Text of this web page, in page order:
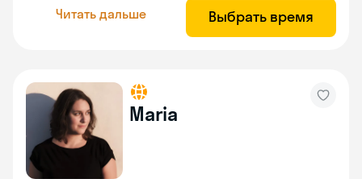
Читать дальше Выбрать время
Maria